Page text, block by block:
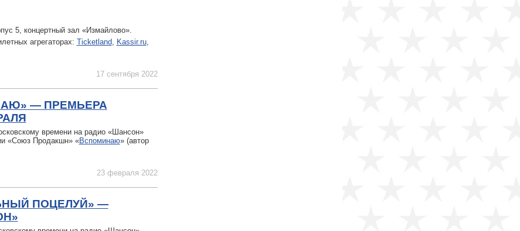
5, концертный зал «Измайлово».
агрегаторах: Ticketland Kassir.ru,
17 сентября 2022
— ПРЕМЬЕРА
времени на радио «Шансон»
«Союз Продакшн» «Вспоминаю» (автор
23 февраля 2022
ПОЦЕЛУЙ» —